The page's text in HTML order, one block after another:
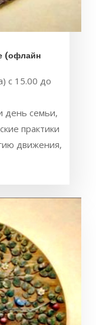
(офлайн
с 15.00 до
день семьи,
практики
движения,